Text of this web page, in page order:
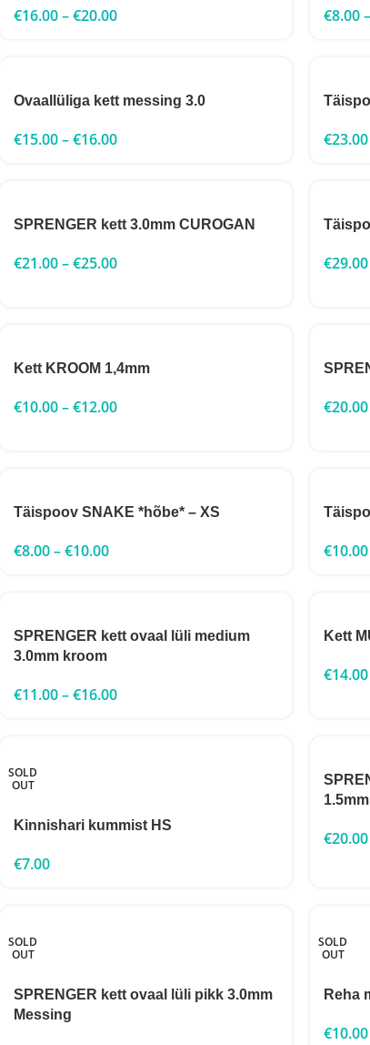
€16.00–€20.00 €8.00–
Ovaallüliga kett messing 3.0
€15.00–€16.00 €23.00
SPRENGER kett 3.0mm CUROGAN
€21.00–€25.00 €29.00
Kett KROOM 1,4mm
€10.00–€12.00 €20.00
Täispoov SNAKE *hõbe* – XS
€8.00–€10.00 €10.00
SPRENGER kett ovaal lüli medium
3.0mm kroom
€11.00–€16.00
Kett
€14.00
SOLD
OUT
Kinnishari kummist HS
€7.00
1.5mm
€20.00
SOLD
OUT
SPRENGER kett ovaal lüli pikk 3.0mm
Messing
SOLD
OUT
Reha
€10.00